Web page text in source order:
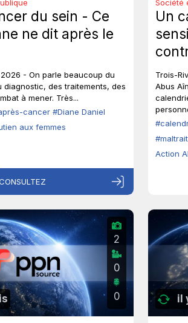
du sein - Ce
ne dit après le
- On parle beaucoup du
diagnostic, des traitements, des
à mener. Très...
cancer #Diane Daniel
aux femmes
Société
Un
Trois-
Abus
Action
2
0
0 il